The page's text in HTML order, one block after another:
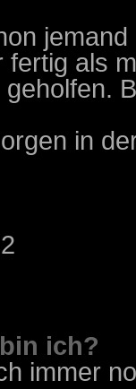
als
in
ich?
immer